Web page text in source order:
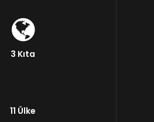
3 Kıta
11 Ülke